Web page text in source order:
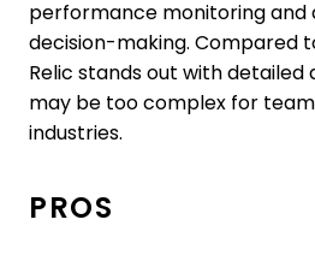
performance monitoring and
decision-making. Compared
Relic stands out with detailed
may be too complex for
industries.
PROS